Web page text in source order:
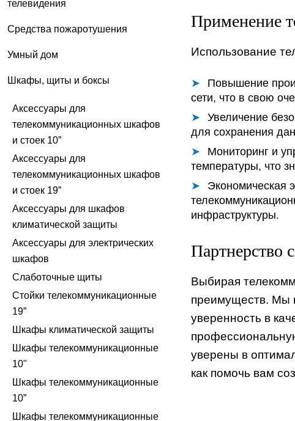
Применение
Использование
Повышение
сети, что в свою
Увеличение
для сохранения
Мониторинг и
температуры, что
Экономическая
инфраструктуры.
Выбирая
преимуществ. Мы
уверенность в
уверены в
как помочь вам
телевидения
Средства пожаротушения
Умный дом
Шкафы, щиты и боксы
Аксессуары для
телекоммуникационных шкафов
и стоек 10”
Аксессуары для
телекоммуникационных шкафов
и стоек 19”
Аксессуары для шкафов
климатической защиты
Аксессуары для электрических
шкафов
Слаботочные щиты
Стойки телекоммуникационные
19”
Шкафы климатической защиты
Шкафы телекоммуникационные
10"
Шкафы телекоммуникационные
10”
Шкафы телекоммуникационные